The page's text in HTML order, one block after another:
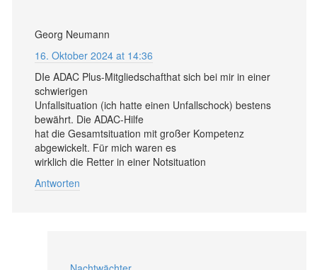
Georg Neumann
16. Oktober 2024 at 14:36
DIe ADAC Plus-Mitgliedschafthat sich bei mir in einer
schwierigen
Unfallsituation (ich hatte einen Unfallschock) bestens
bewährt. Die ADAC-Hilfe
hat die Gesamtsituation mit großer Kompetenz
abgewickelt. Für mich waren es
wirklich die Retter in einer Notsituation
Antworten